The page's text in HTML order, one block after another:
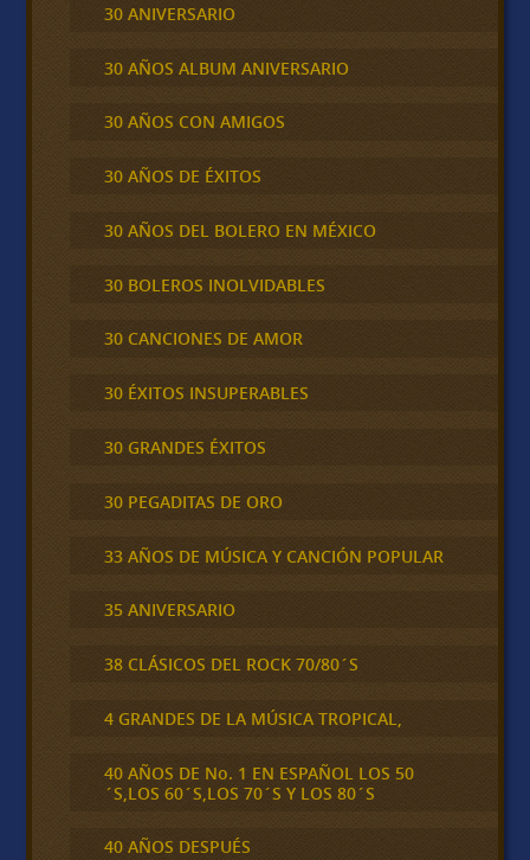
30 ANIVERSARIO
30 AÑOS ALBUM ANIVERSARIO
30 AÑOS CON AMIGOS
30 AÑOS DE ÉXITOS
30 AÑOS DEL BOLERO EN MÉXICO
30 BOLEROS INOLVIDABLES
30 CANCIONES DE AMOR
30 ÉXITOS INSUPERABLES
30 GRANDES ÉXITOS
30 PEGADITAS DE ORO
33 AÑOS DE MÚSICA Y CANCIÓN POPULAR
35 ANIVERSARIO
38 CLÁSICOS DEL ROCK 70/80´S
4 GRANDES DE LA MÚSICA TROPICAL,
40 AÑOS DE No. 1 EN ESPAÑOL LOS 50
´S,LOS 60´S,LOS 70´S Y LOS 80´S
40 AÑOS DESPUÉS